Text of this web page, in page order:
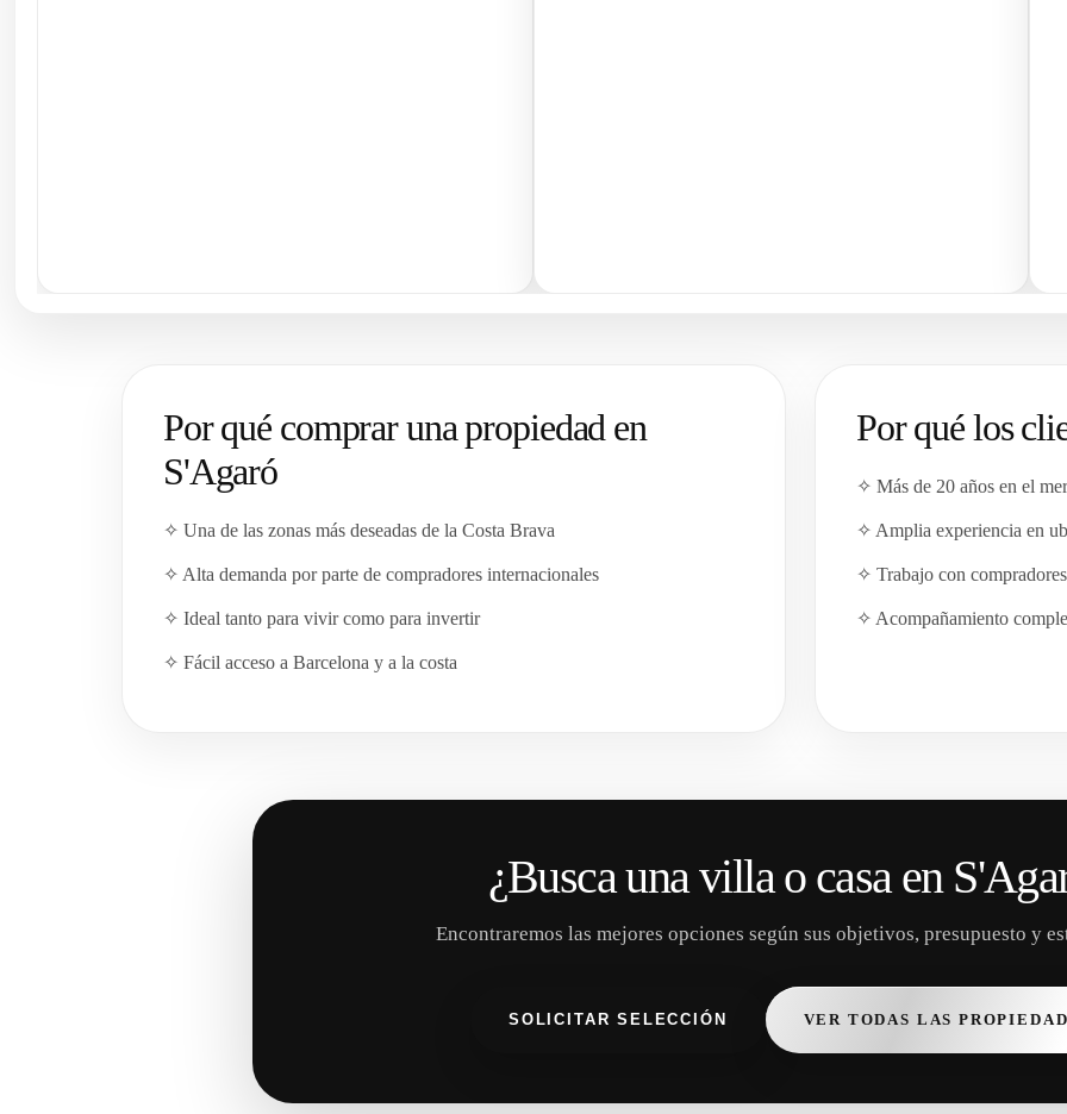
Por qué comprar una propiedad en
S'Agaró
✧ Una de las zonas más deseadas de la Costa Brava
✧ Alta demanda por parte de compradores internacionales
✧ Ideal tanto para vivir como para invertir
✧ Fácil acceso a Barcelona y a la costa
Por qué los
✧ Más de 20 años en el
✧ Amplia experiencia en
✧ Trabajo con
✧ Acompañamiento
¿Busca una villa o casa en
Encontraremos las mejores opciones según sus objetivos, presupuesto y
SOLICITAR SELECCIÓN VER TODAS LAS